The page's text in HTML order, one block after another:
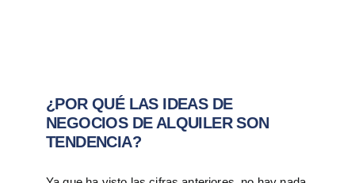
¿POR QUÉ LAS IDEAS DE
NEGOCIOS DE ALQUILER SON
TENDENCIA?